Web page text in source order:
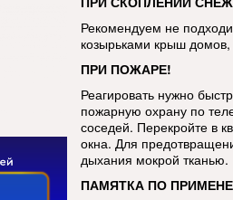
Рекомендуем не
козырьками крыш домов,
ПРИ ПОЖАРЕ!
Реагировать нужно
пожарную охрану по
соседей. Перекройте в
окна. Для
дыхания мокрой тканью.
ПАМЯТКА ПО